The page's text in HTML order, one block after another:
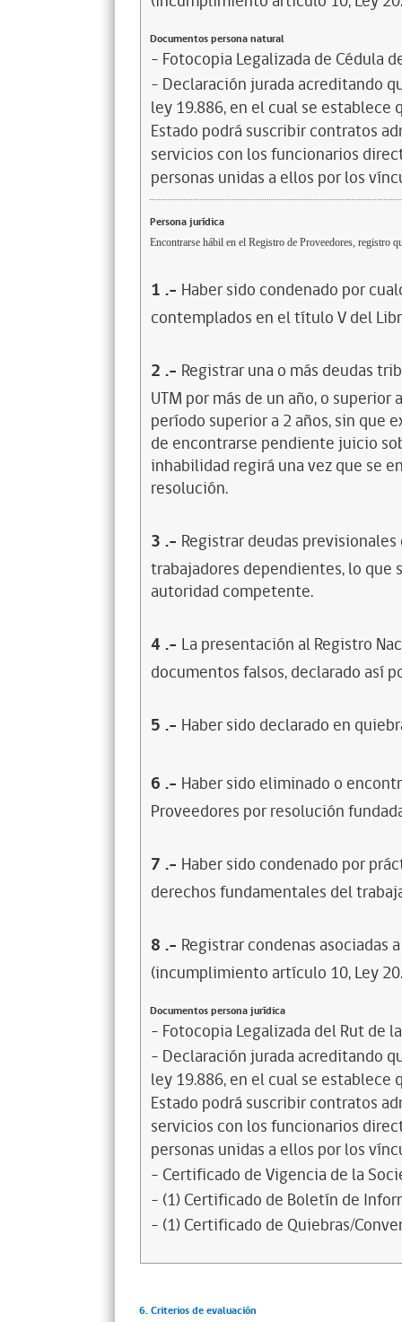
Documentos persona natural
- Fotocopia Legalizada de Cédula
- Declaración jurada acreditando
ley 19.886, en el cual se
Estado podrá suscribir contratos
servicios con los funcionarios
personas unidas a ellos por los
Persona jurídica
Encontrarse hábil en el Registro de Proveedores, registro
1 .- Haber sido condenado por
contemplados en el título V del
2 .- Registrar una o más deudas
UTM por más de un año, o
período superior a 2 años, sin que
de encontrarse pendiente juicio
inhabilidad regirá una vez que se
resolución.
3 .- Registrar deudas
trabajadores dependientes, lo
autoridad competente.
4 .- La presentación al Registro
documentos falsos, declarado así
5 .- Haber sido declarado en
6 .- Haber sido eliminado o
Proveedores por resolución
7 .- Haber sido condenado por
derechos fundamentales del
8 .- Registrar condenas asociadas
(incumplimiento artículo 10, Ley
Documentos persona jurídica
- Fotocopia Legalizada del Rut de
- Declaración jurada acreditando
ley 19.886, en el cual se
Estado podrá suscribir contratos
servicios con los funcionarios
personas unidas a ellos por los
- Certificado de Vigencia de la
- (1) Certificado de Boletín de
- (1) Certificado de Quiebras/
6. Criterios de evaluación